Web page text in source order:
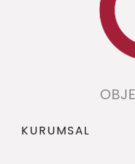
KURUMSAL